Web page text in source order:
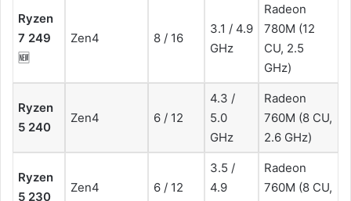
Ryzen
7 249
🆕
Zen4 8 / 16
3.1 / 4.9
GHz
Radeon
780M (12
CU, 2.5
GHz)
Ryzen
5 240
Zen4 6 / 12
4.3 /
5.0
GHz
Radeon
760M (8 CU,
2.6 GHz)
Ryzen
5 230
Zen4 6 / 12
3.5 /
4.9
Radeon
760M (8 CU,